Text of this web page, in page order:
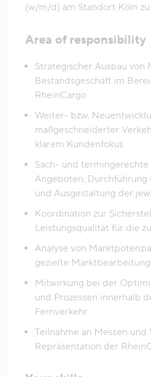
(w/m/d) am Standort Köln
Area of responsibility
Strategischer Ausbau von
Bestandsgeschäft im
RheinCargo
Weiter- bzw.
maßgeschneiderter
klarem Kundenfokus
Sach- und
Angeboten, Durchführung
und Ausgestaltung der
Koordination zur
Leistungsqualität für die
Analyse von
gezielte Marktbearbeitung
Mitwirkung bei der
und Prozessen innerhalb
Fernverkehr
Teilnahme an Messen und
Repräsentation der